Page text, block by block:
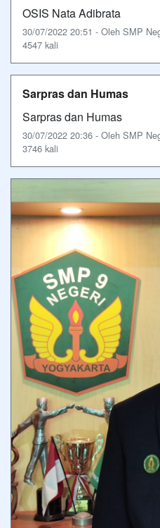
OSIS Nata Adibrata
30/07/2022 20:51 - Oleh SMP
4547 kali
Sarpras dan Humas
Sarpras dan Humas
30/07/2022 20:36 - Oleh SMP
3746 kali